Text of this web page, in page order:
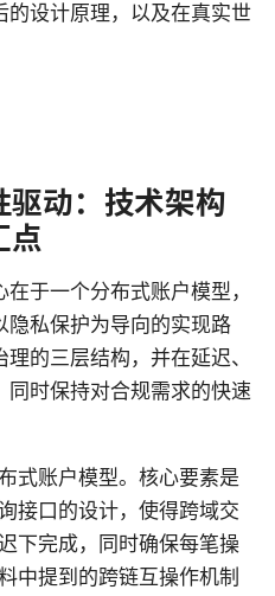
设计原理，以及在真实世
动：技术架构
点
于一个分布式账户模型，
隐私保护为导向的实现路
的三层结构，并在延迟、
时保持对合规需求的快速
式账户模型。核心要素是
接口的设计，使得跨域交
下完成，同时确保每笔操
中提到的跨链互操作机制